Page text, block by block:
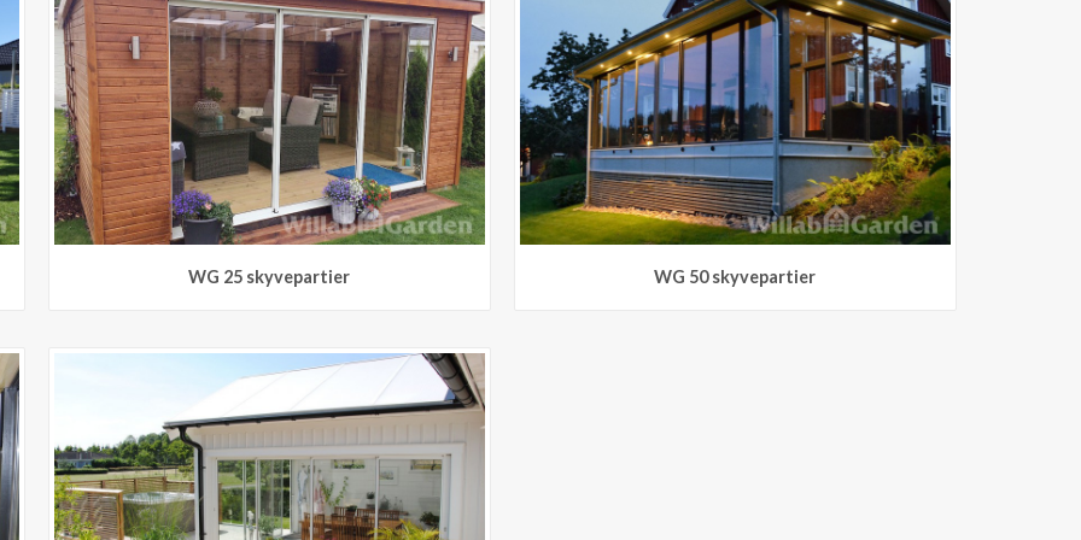
WG 25 skyvepartier WG 50 skyvepartier